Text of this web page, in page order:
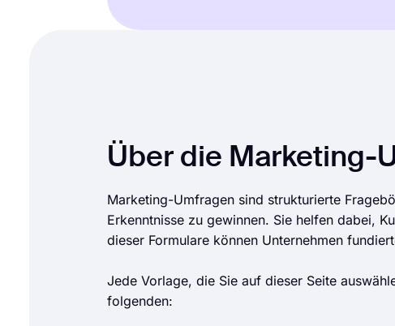
Über die Marketing-
Marketing-Umfragen sind strukturierte
Erkenntnisse zu gewinnen. Sie helfen dabei,
dieser Formulare können Unternehmen
Jede Vorlage, die Sie auf dieser Seite
folgenden: